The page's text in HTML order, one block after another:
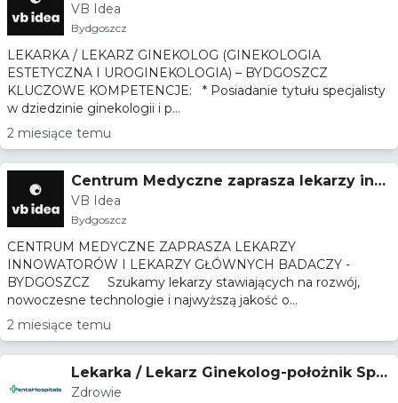
Estetyczna i Uroginekologia) - stawka 7
5% – Bydgoszcz
VB Idea
Bydgoszcz
LEKARKA / LEKARZ GINEKOLOG (GINEKOLOGIA
ESTETYCZNA I UROGINEKOLOGIA) – BYDGOSZCZ
KLUCZOWE KOMPETENCJE: * Posiadanie tytułu specjalisty
w dziedzinie ginekologii i p...
2 miesiące temu
Centrum Medyczne zaprasza lekarzy inn
owatorów i lekarzy głównych badaczy -
Bydgoszcz
VB Idea
Bydgoszcz
CENTRUM MEDYCZNE ZAPRASZA LEKARZY
INNOWATORÓW I LEKARZY GŁÓWNYCH BADACZY -
BYDGOSZCZ Szukamy lekarzy stawiających na rozwój,
nowoczesne technologie i najwyższą jakość o...
2 miesiące temu
Lekarka / Lekarz Ginekolog-położnik Spe
cjalista lub w trakcie specjalizacji
Zdrowie